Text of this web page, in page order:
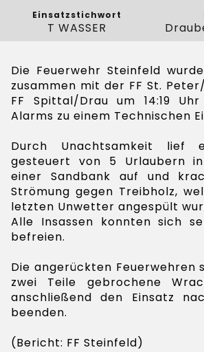
Einsatzstichwort
T WASSER
Die Feuerwehr Steinfeld
zusammen mit der FF St.
FF Spittal/Drau um 14:19
Alarms zu einem Technischen
Durch Unachtsamkeit lief
gesteuert von 5 Urlaubern
einer Sandbank auf und
Strömung gegen Treibholz,
letzten Unwetter angespült
Alle Insassen konnten sich
befreien.
Die angerückten Feuerwehren
zwei Teile gebrochene
anschließend den Einsatz
beenden.
(Bericht: FF Steinfeld)